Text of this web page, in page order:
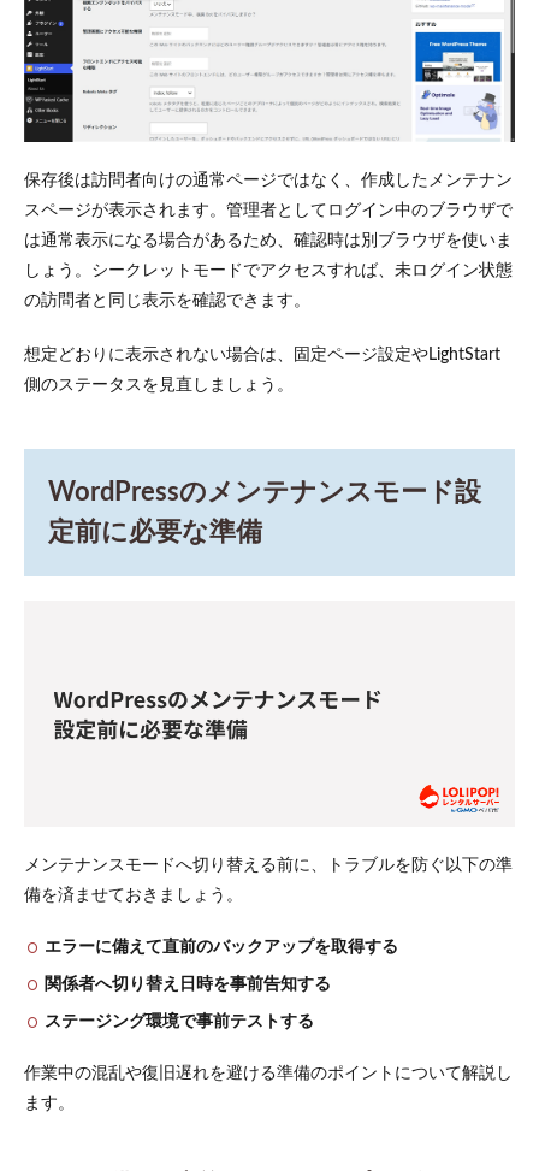
保存後は訪問者向けの通常ページではなく、作成したメンテナン
スページが表示されます。管理者としてログイン中のブラウザで
は通常表示になる場合があるため、確認時は別ブラウザを使いま
しょう。シークレットモードでアクセスすれば、未ログイン状態
の訪問者と同じ表示を確認できます。
想定どおりに表示されない場合は、固定ページ設定やLightStart
側のステータスを見直しましょう。
WordPressのメンテナンスモード設
定前に必要な準備
メンテナンスモードへ切り替える前に、トラブルを防ぐ以下の準
備を済ませておきましょう。
エラーに備えて直前のバックアップを取得する
関係者へ切り替え日時を事前告知する
ステージング環境で事前テストする
作業中の混乱や復旧遅れを避ける準備のポイントについて解説し
ます。